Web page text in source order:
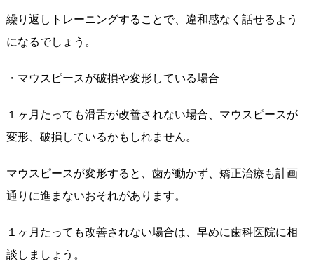
繰り返しトレーニングすることで、違和感なく話せるよう
になるでしょう。
・マウスピースが破損や変形している場合
１ヶ月たっても滑舌が改善されない場合、マウスピースが
変形、破損しているかもしれません。
マウスピースが変形すると、歯が動かず、矯正治療も計画
通りに進まないおそれがあります。
１ヶ月たっても改善されない場合は、早めに歯科医院に相
談しましょう。